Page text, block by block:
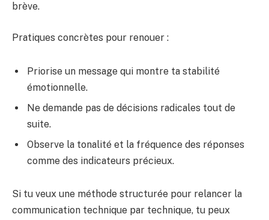
brève.
Pratiques concrètes pour renouer :
Priorise un message qui montre ta stabilité
émotionnelle.
Ne demande pas de décisions radicales tout de
suite.
Observe la tonalité et la fréquence des réponses
comme des indicateurs précieux.
Si tu veux une méthode structurée pour relancer la
communication technique par technique, tu peux